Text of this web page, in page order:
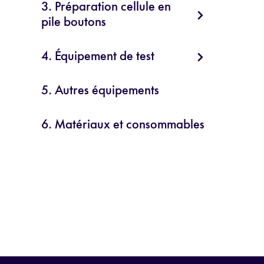
3. Préparation cellule en
pile boutons
4. Équipement de test
5. Autres équipements
6. Matériaux et consommables